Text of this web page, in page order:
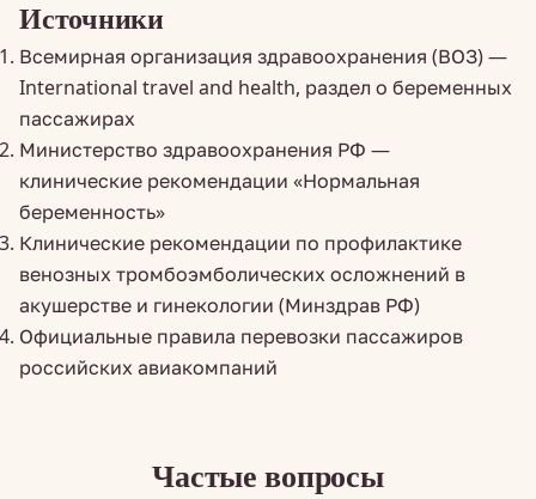
Источники
Всемирная организация здравоохранения (ВОЗ) —
International travel and health, раздел о беременных
пассажирах
Министерство здравоохранения РФ —
клинические рекомендации «Нормальная
беременность»
Клинические рекомендации по профилактике
венозных тромбоэмболических осложнений в
акушерстве и гинекологии (Минздрав РФ)
Официальные правила перевозки пассажиров
российских авиакомпаний
Частые вопросы